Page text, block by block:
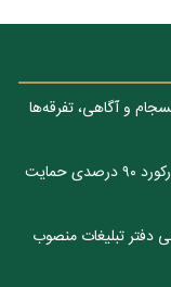
و آگاهی، تفرقه‌ها
رایزن فرهنگی ایران در ارمنستان خبر داد: ثبت رکورد ۹۰ درصدی حمایت
دفتر تبلیغات منصوب